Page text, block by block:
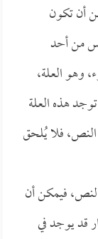
أن تكون
من أحد
وهو العلة،
هذه العلة
النص، فلا يُلحق
فيمكن أن
قد يوجد في